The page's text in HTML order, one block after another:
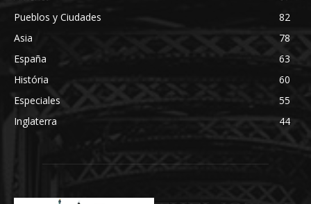
Pueblos y Ciudades
82
Asia
78
España
63
História
60
Especiales
55
Inglaterra
44